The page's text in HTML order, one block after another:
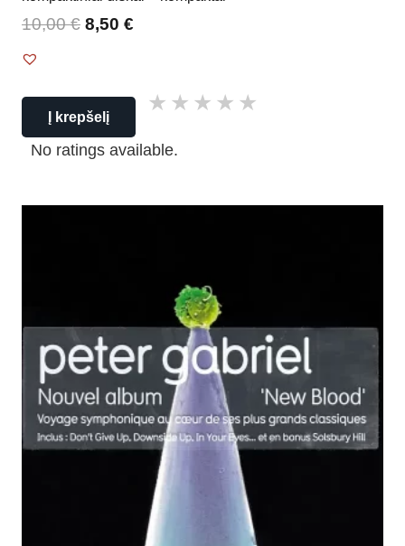
10,00€ 8,50 €
Į krepšelį
No ratings available.